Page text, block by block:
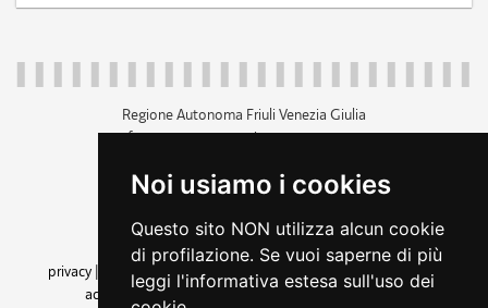
Noi usiamo i cookies
Questo sito NON utilizza alcun cookie
di profilazione. Se vuoi saperne di più
leggi l'informativa estesa sull'uso dei
Regione Autonoma Friuli Venezia Giulia
c.f. 80014930327; p.iva 00526040324
+39 040 3771111
amministrazione trasparente
privacy
cookie |note legali accessibilità
dichiarazione di
accessibilità| feedback cambio preferenze cookie